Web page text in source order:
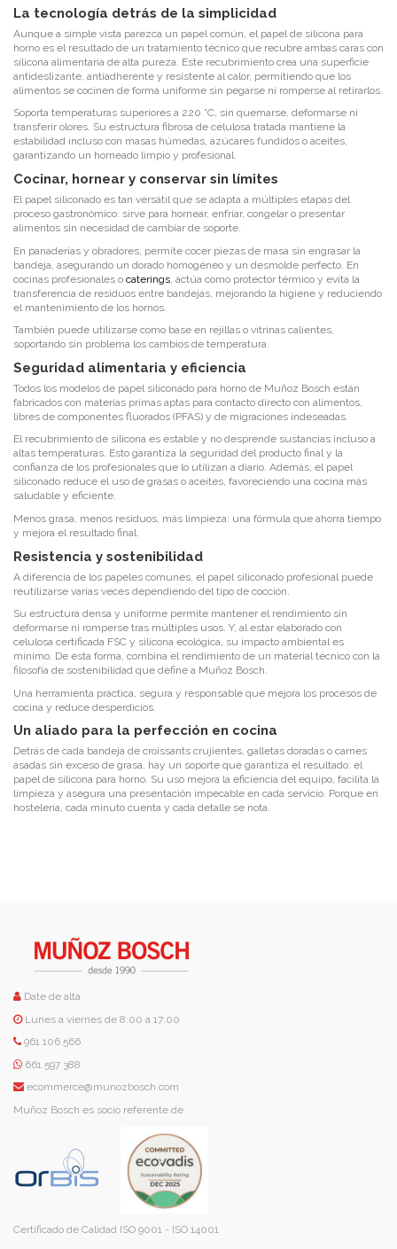
La tecnología detrás de la simplicidad
Aunque a simple vista parezca un papel común, el papel de silicona para
horno es el resultado de un tratamiento técnico que recubre ambas caras con
silicona alimentaria de alta pureza. Este recubrimiento crea una superficie
antideslizante, antiadherente y resistente al calor, permitiendo que los
alimentos se cocinen de forma uniforme sin pegarse ni romperse al retirarlos.
Soporta temperaturas superiores a 220 °C, sin quemarse, deformarse ni
transferir olores. Su estructura fibrosa de celulosa tratada mantiene la
estabilidad incluso con masas húmedas, azúcares fundidos o aceites,
garantizando un horneado limpio y profesional.
Cocinar, hornear y conservar sin límites
El papel siliconado es tan versátil que se adapta a múltiples etapas del
proceso gastronómico: sirve para hornear, enfriar, congelar o presentar
alimentos sin necesidad de cambiar de soporte.
En panaderías y obradores, permite cocer piezas de masa sin engrasar la
bandeja, asegurando un dorado homogéneo y un desmolde perfecto. En
cocinas profesionales o caterings , actúa como protector térmico y evita la
transferencia de residuos entre bandejas, mejorando la higiene y reduciendo
el mantenimiento de los hornos.
También puede utilizarse como base en rejillas o vitrinas calientes,
soportando sin problema los cambios de temperatura.
Seguridad alimentaria y eficiencia
Todos los modelos de papel siliconado para horno de Muñoz Bosch están
fabricados con materias primas aptas para contacto directo con alimentos,
libres de componentes fluorados (PFAS) y de migraciones indeseadas.
El recubrimiento de silicona es estable y no desprende sustancias incluso a
altas temperaturas. Esto garantiza la seguridad del producto final y la
confianza de los profesionales que lo utilizan a diario. Además, el papel
siliconado reduce el uso de grasas o aceites, favoreciendo una cocina más
saludable y eficiente.
Menos grasa, menos residuos, más limpieza: una fórmula que ahorra tiempo
y mejora el resultado final.
Resistencia y sostenibilidad
A diferencia de los papeles comunes, el papel siliconado profesional puede
reutilizarse varias veces dependiendo del tipo de cocción.
Su estructura densa y uniforme permite mantener el rendimiento sin
deformarse ni romperse tras múltiples usos. Y, al estar elaborado con
celulosa certificada FSC y silicona ecológica, su impacto ambiental es
mínimo. De esta forma, combina el rendimiento de un material técnico con la
filosofía de sostenibilidad que define a Muñoz Bosch.
Una herramienta práctica, segura y responsable que mejora los procesos de
cocina y reduce desperdicios.
Un aliado para la perfección en cocina
Detrás de cada bandeja de croissants crujientes, galletas doradas o carnes
asadas sin exceso de grasa, hay un soporte que garantiza el resultado: el
papel de silicona para horno. Su uso mejora la eficiencia del equipo, facilita la
limpieza y asegura una presentación impecable en cada servicio. Porque en
hostelería, cada minuto cuenta y cada detalle se nota.
Date de alta
Lunes a viernes de 8:00 a 17:00
961 106 566
661 597 388
ecommerce@munozbosch.com
Muñoz Bosch es socio referente de
Certificado de Calidad ISO 9001 - ISO 14001